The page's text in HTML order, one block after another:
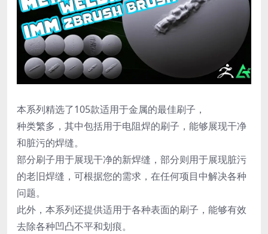
本系列精选了105款适用于金属的最佳刷子，
种类繁多，其中包括用于电阻焊的刷子，能够展现干净
和脏污的焊缝。
部分刷子用于展现干净的新焊缝，部分则用于展现脏污
的老旧焊缝，可根据您的需求，在任何项目中解决各种
问题。
此外，本系列还提供适用于各种表面的刷子，能够有效
去除各种凹凸不平和划痕。